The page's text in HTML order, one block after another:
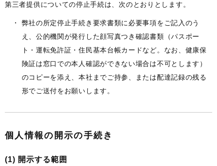
第三者提供についての停止手続は、次のとおりとします。
弊社の所定停止手続き要求書類に必要事項をご記入のう
え、公的機関が発行した顔写真つき確認書類（パスポー
ト・運転免許証・住民基本台帳カードなど。なお、健康保
険証は窓口での本人確認ができない場合は不可とします）
のコピーを添え、本社までご持参、または配達記録の残る
形でご送付をお願いします。
個人情報の開示の手続き
(1) 開示する範囲